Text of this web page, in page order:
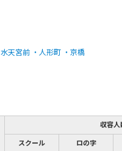
水天宮前 人形町
京橋
収容人
スクール ロの字